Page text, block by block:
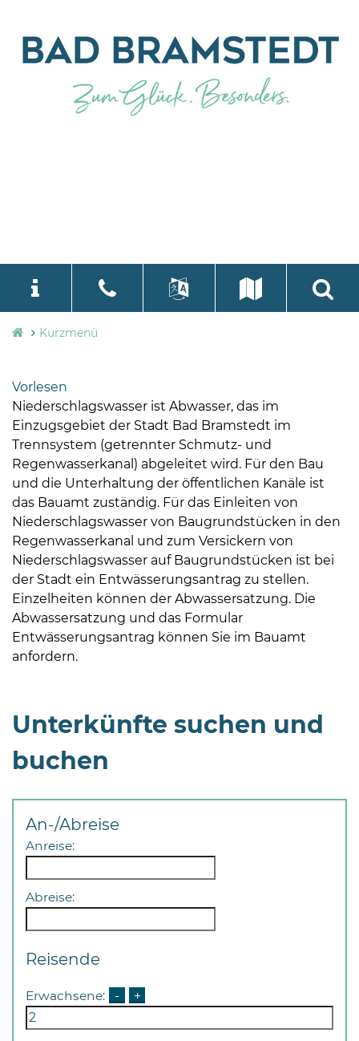
Stadtverwaltung
Bramstedt
Bleeck 15-
24576 Bad
Bramstedt
04192-
506-
zentrale@badbramstedt.de
Mo,
Di,
Fr
08
sowie
language
Kurzmenü
Vorlesen
Niederschlagswasser ist Abwasser, das im
Einzugsgebiet der Stadt Bad Bramstedt im
Trennsystem (getrennter Schmutz- und
Regenwasserkanal) abgeleitet wird. Für den Bau
und die Unterhaltung der öffentlichen Kanäle ist
das Bauamt zuständig. Für das Einleiten von
Niederschlagswasser von Baugrundstücken in den
Regenwasserkanal und zum Versickern von
Niederschlagswasser auf Baugrundstücken ist bei
der Stadt ein Entwässerungsantrag zu stellen.
Einzelheiten können der Abwassersatzung. Die
Abwassersatzung und das Formular
Entwässerungsantrag können Sie im Bauamt
anfordern.
Unterkünfte suchen und
buchen
An-/Abreise
Anreise:
Abreise:
Reisende
Erwachsene: - +